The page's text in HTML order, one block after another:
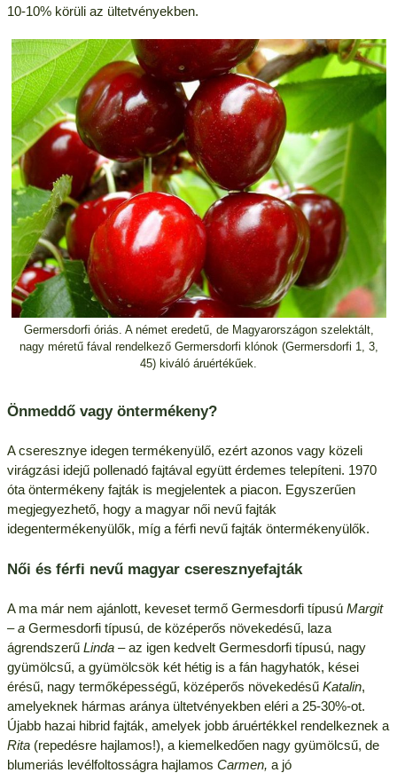
10-10% körüli az ültetvényekben.
Germersdorfi óriás. A német eredetű, de Magyarországon szelektált,
nagy méretű fával rendelkező Germersdorfi klónok (Germersdorfi 1, 3,
45) kiváló áruértékűek.
Önmeddő vagy öntermékeny?
A cseresznye idegen termékenyülő, ezért azonos vagy közeli
virágzási idejű pollenadó fajtával együtt érdemes telepíteni. 1970
óta öntermékeny fajták is megjelentek a piacon. Egyszerűen
megjegyezhető, hogy a magyar női nevű fajták
idegentermékenyülők, míg a férfi nevű fajták öntermékenyülők.
Női és férfi nevű magyar cseresznyefajták
A ma már nem ajánlott, keveset termő Germesdorfi típusú Margit
– a Germesdorfi típusú, de középerős növekedésű, laza
ágrendszerűLinda –az igen kedvelt Germesdorfi típusú, nagy
gyümölcsű, a gyümölcsök két hétig is a fán hagyhatók, kései
érésű, nagy termőképességű, középerős növekedésű Katalin,
amelyeknek hármas aránya ültetvényekben eléri a 25-30%-ot.
Újabb hazai hibrid fajták, amelyek jobb áruértékkel rendelkeznek a
Rita(repedésre hajlamos!), a kiemelkedően nagy gyümölcsű, de
blumeriás levélfoltosságra hajlamos Carmen, a jó